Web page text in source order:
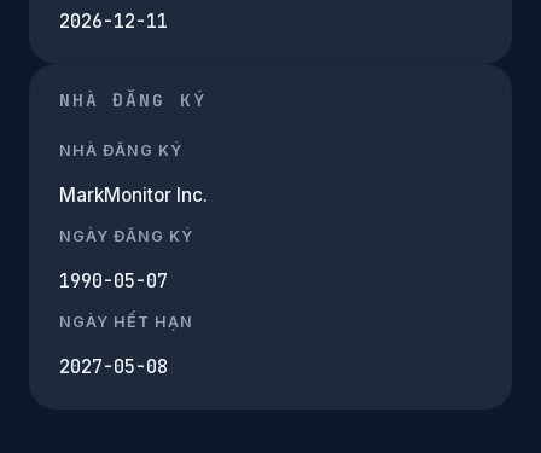
2026-12-11
NHÀ ĐĂNG KÝ
NHÀ ĐĂNG KÝ
MarkMonitor Inc.
NGÀY ĐĂNG KÝ
1990-05-07
NGÀY HẾT HẠN
2027-05-08